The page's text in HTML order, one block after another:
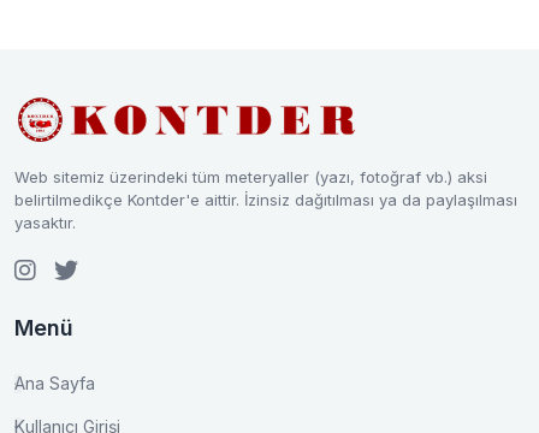
Web sitemiz üzerindeki tüm meteryaller (yazı, fotoğraf vb.) aksi
belirtilmedikçe Kontder'e aittir. İzinsiz dağıtılması ya da paylaşılması
yasaktır.
Menü
Ana Sayfa
Kullanıcı Girişi